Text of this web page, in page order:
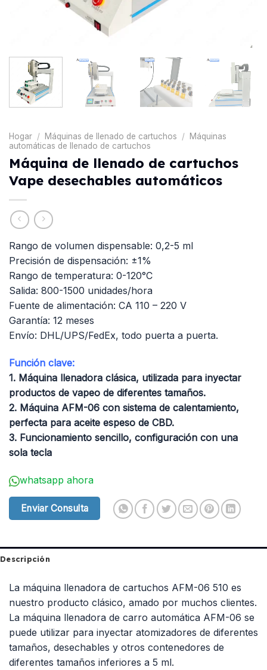
Hogar / Máquinas de llenado de cartuchos /
Máquinas
automáticas de llenado de cartuchos
Máquina de llenado de cartuchos
Vape desechables automáticos
Rango de volumen dispensable: 0,2-5 ml
Precisión de dispensación: ±1%
Rango de temperatura: 0-120°C
Salida: 800-1500 unidades/hora
Fuente de alimentación: CA 110 – 220 V
Garantía: 12 meses
Envío: DHL/UPS/FedEx, todo puerta a puerta.
Función clave:
1. Máquina llenadora clásica, utilizada para inyectar
productos de vapeo de diferentes tamaños.
2. Máquina AFM-06 con sistema de calentamiento,
perfecta para aceite espeso de CBD.
3. Funcionamiento sencillo, configuración con una
sola tecla
whatsapp ahora
Enviar Consulta
Descripción
La máquina llenadora de cartuchos AFM-06 510 es
nuestro producto clásico, amado por muchos clientes.
La máquina llenadora de carro automática AFM-06 se
puede utilizar para inyectar atomizadores de diferentes
tamaños, desechables y otros contenedores de
diferentes tamaños inferiores a 5 ml.